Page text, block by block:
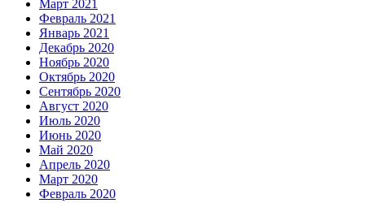
Март 2021
Февраль 2021
Январь 2021
Декабрь 2020
Ноябрь 2020
Октябрь 2020
Сентябрь 2020
Август 2020
Июль 2020
Июнь 2020
Май 2020
Апрель 2020
Март 2020
Февраль 2020